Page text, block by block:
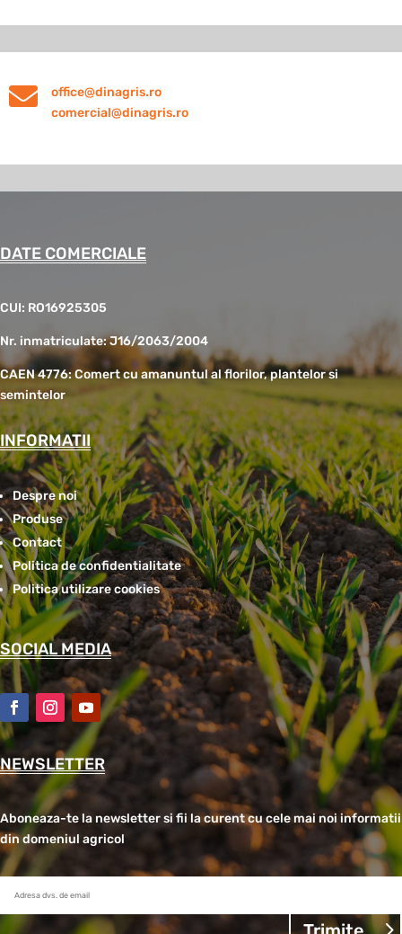

office@dinagris.ro
comercial@dinagris.ro
DATE COMERCIALE
CUI: RO16925305
Nr. inmatriculate: J16/2063/2004
CAEN 4776: Comert cu amanuntul al florilor, plantelor si
semintelor
INFORMATII
Despre noi
Produse
Contact
Politica de confidentialitate
Politica utilizare cookies
SOCIAL MEDIA
NEWSLETTER
Aboneaza-te la newsletter si fii la curent cu cele mai noi informatii
din domeniul agricol